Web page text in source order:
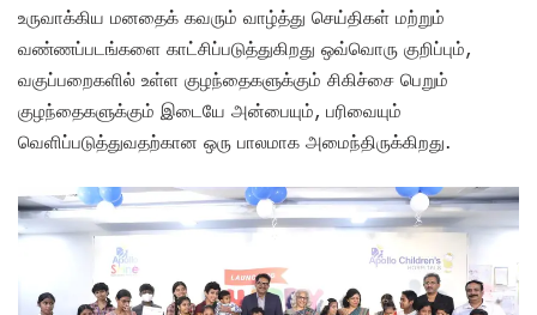
உருவாக்கிய மனதைக் கவரும் வாழ்த்து செய்திகள் மற்றும்
வண்ணப்படங்களை காட்சிப்படுத்துகிறது ஒவ்வொரு குறிப்பும்,
வகுப்பறைகளில் உள்ள குழந்தைகளுக்கும் சிகிச்சை பெறும்
குழந்தைகளுக்கும் இடையே அன்பையும், பரிவையும்
வெளிப்படுத்துவதற்கான ஒரு பாலமாக அமைந்திருக்கிறது.